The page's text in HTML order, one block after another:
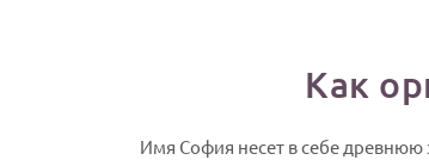
Как
Имя София несет в себе